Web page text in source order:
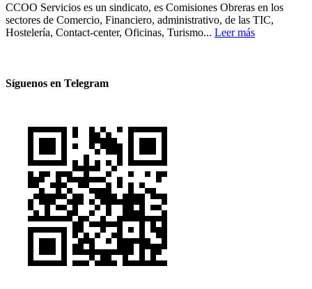
CCOO Servicios es un sindicato, es Comisiones Obreras en los
sectores de Comercio, Financiero, administrativo, de las TIC,
Hostelería, Contact-center, Oficinas, Turismo... Leer más
Síguenos en Telegram